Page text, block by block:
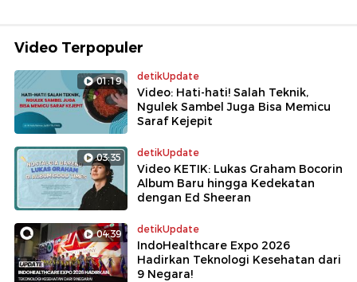
Video Terpopuler
01:19 detikUpdate
Video: Hati-hati! Salah Teknik,
Ngulek Sambel Juga Bisa Memicu
Saraf Kejepit
03:35 detikUpdate
Video KETIK: Lukas Graham Bocorin
Album Baru hingga Kedekatan
dengan Ed Sheeran
04:39 detikUpdate
IndoHealthcare Expo 2026
Hadirkan Teknologi Kesehatan dari
9 Negara!